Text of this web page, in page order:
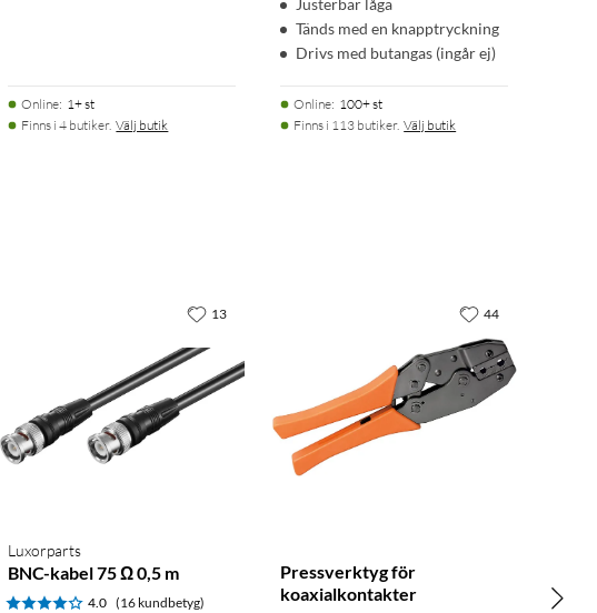
Online: 1+ st
Finns i 4 butiker. Välj butik
Tänds med en knapptryckning
Drivs med butangas (ingår ej)
Online: 100+ st
Finns i 113 butiker. Välj butik
Luxorparts
BNC-kabel 75 Ω 0,5 m
4.0 (16 kundbetyg)
13
Pressverktyg för
koaxialkontakter
44